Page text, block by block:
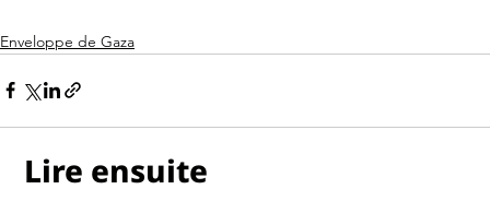
Lire ensuite
Enveloppe de Gaza